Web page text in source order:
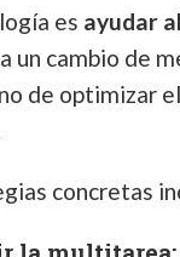
es ayudar
un cambio de
de optimizar
concretas